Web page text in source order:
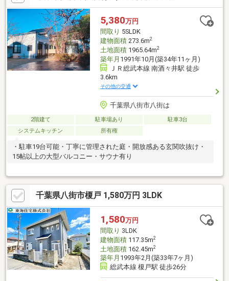
5,380万円
間取り 5SLDK
建物面積273.6m2
土地面積1965.64m2
築年月 1991年10月(築34年11ヶ月)
ＪＲ総武本線 南酒々井駅 徒歩
3.6km
その他の交通
千葉県八街市八街は
2階建て 駐車場あり
駐車3台
システムキッチン
所有権
・駐車19台可能・丁寧に管理された庭・開放感ある玄関吹抜け・
15帖以上の大型バルコニー・サウナ有り
千葉県八街市榎戸 1,580万円 3LDK
1,580万円
間取り 3LDK
建物面積117.35m2
土地面積162.45m2
築年月 1993年2月(築33年7ヶ月)
総武本線 榎戸駅 徒歩26分